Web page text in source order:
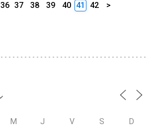
36 37 38 39 40 41 42 >
M J V S D